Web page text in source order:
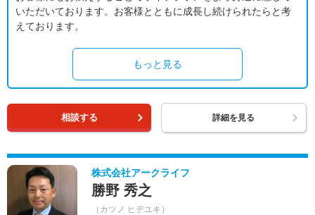
いただいております。お客様とともに成長し続けられたらと考
えております。
もっと見る
相談する 詳細を見る
株式会社アークライフ
勝野 秀之
（カツノ ヒデユキ）